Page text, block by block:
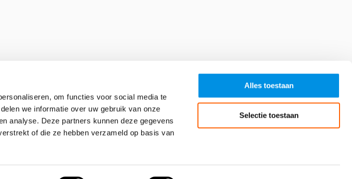
om functies voor social media te
we informatie over uw gebruik van onze
analyse. Deze partners kunnen deze gegevens
of die ze hebben verzameld op basis van
Alles toestaan
Selectie toestaan